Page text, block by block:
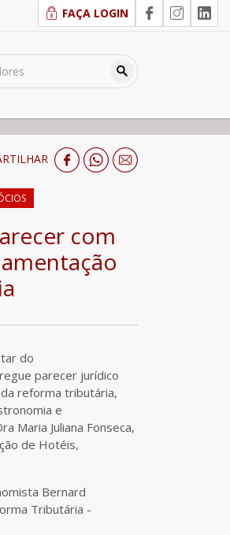
FAÇA LOGIN
com
do
parecer jurídico
reforma tributária,
e
Maria Juliana Fonseca,
de Hotéis,
Bernard
Tributária -